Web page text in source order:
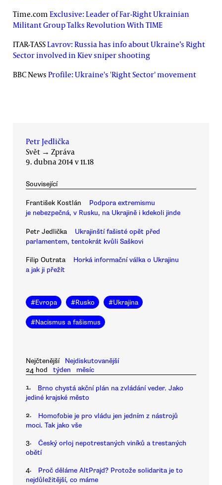
Time.com Exclusive: Leader of Far-Right Ukrainian
Militant Group Talks Revolution With TIME
ITAR-TASSLavrov: Russia has info about Ukraine’s Right
Sector involved in Kiev sniper shooting
BBC News Profile: Ukraine's 'Right Sector' movement
Petr Jedlička
Svět → Zpráva
9. dubna 2014 v 11.18
Související
František Kostlán
Podpora extremismu
je nebezpečná, v Rusku, na Ukrajině i kdekoli jinde
Petr Jedlička
Ukrajinští fašisté opět před
parlamentem, tentokrát kvůli Saškovi
Filip Outrata
Horká informační válka o Ukrajinu
a jak ji přežít
#Evropa #Rusko #Ukrajina
#Nacismus a fašismus
Nejčtenější
Nejdiskutovanější
24 hod
týden měsíc
1.
Brno chystá akční plán na zvládání veder. Jako
jediné krajské město
2.
Homofobie je pro vládu jen jedním z nástrojů
moci. Tak jako vše
3.
Český orloj nepotrestaných viníků a trestaných
obětí
4.
Proč děláme AltPrajd? Protože solidarita je to
nejdůležitější, co máme